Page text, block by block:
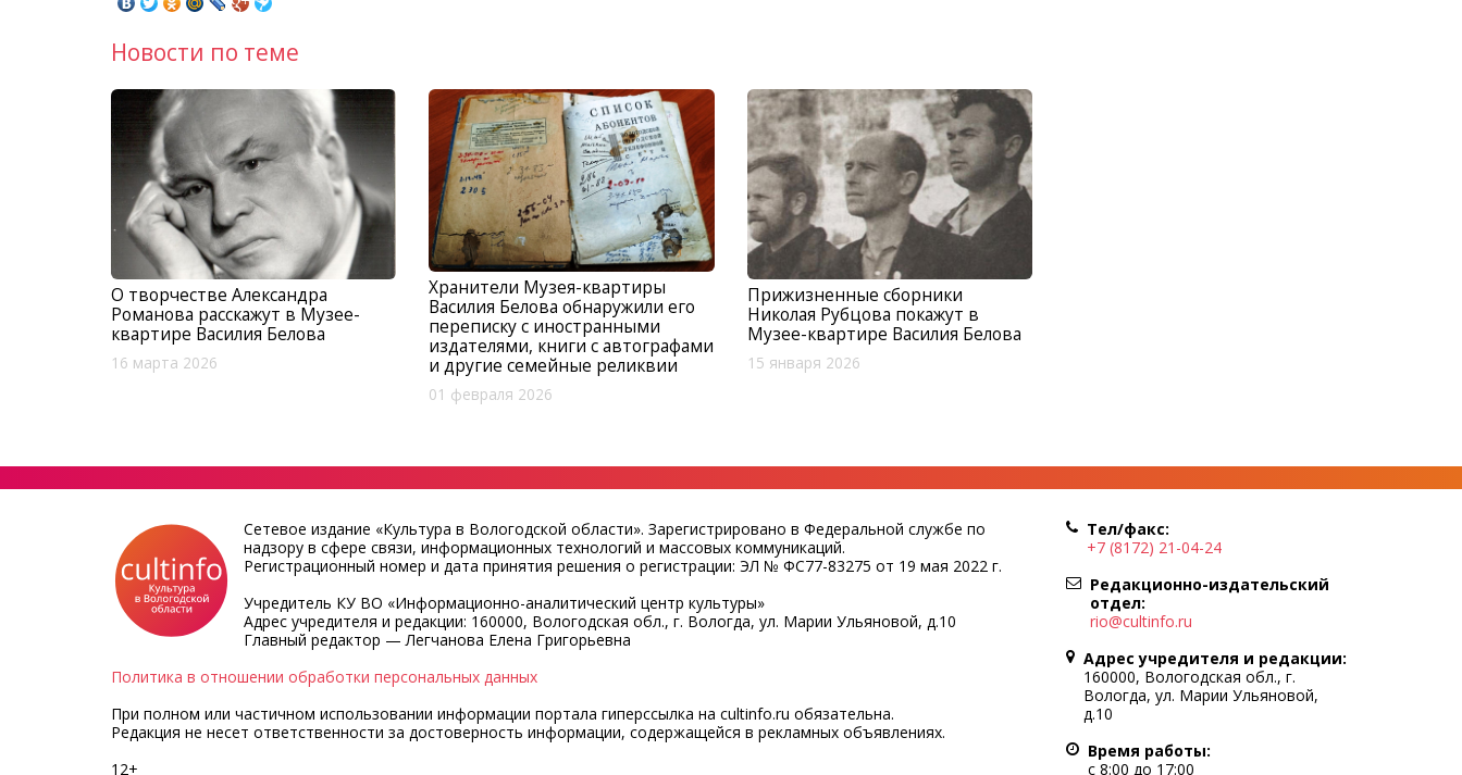
Новости по теме
О творчестве Александра
Романова расскажут в Музее-
квартире Василия Белова
16 марта 2026
Хранители Музея-квартиры
Василия Белова обнаружили его
переписку с иностранными
издателями, книги с автографами
и другие семейные реликвии
01 февраля 2026
Прижизненные сборники
Николая Рубцова покажут в
Музее-квартире Василия Белова
15 января 2026
Сетевое издание «Культура в Вологодской области». Зарегистрировано в Федеральной службе по
надзору в сфере связи, информационных технологий и массовых коммуникаций.
Регистрационный номер и дата принятия решения о регистрации: ЭЛ № ФС77-83275 от 19 мая 2022 г.
Учредитель КУ ВО «Информационно-аналитический центр культуры»
Адрес учредителя и редакции: 160000, Вологодская обл., г. Вологда, ул. Марии Ульяновой, д.10
Главный редактор — Легчанова Елена Григорьевна
Политика в отношении обработки персональных данных
При полном или частичном использовании информации портала гиперссылка на cultinfo.ru обязательна.
Редакция не несет ответственности за достоверность информации, содержащейся в рекламных объявлениях.
12+
Тел/факс:
+7 (8172) 21-04-24
Редакционно-издательский
отдел:
rio@cultinfo.ru
Адрес учредителя и редакции:
160000, Вологодская обл., г.
Вологда, ул. Марии Ульяновой,
д.10
Время работы:
с 8:00 до 17:00